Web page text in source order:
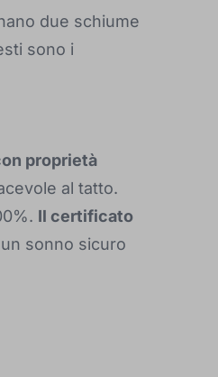
due schiume
sono i
proprietà
al tatto.
Il certificato
sonno sicuro